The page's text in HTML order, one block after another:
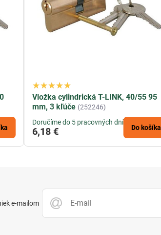
Vložka cylindrická T-LINK, 40/55 95
mm, 3 kľúče (252246)
Doručíme do 5 pracovných dní
6,18 € Do košíka
e-mailom